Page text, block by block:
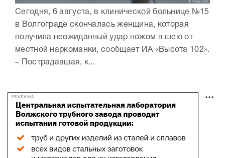
Сегодня, 6 августа, в клинической больнице №15
в Волгограде скончалась женщина, которая
получила неожиданный удар ножом в шею от
местной наркоманки, сообщает ИА «Высота 102».
– Пострадавшая, к...
РЕКЛАМА